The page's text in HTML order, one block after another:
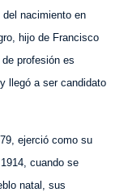
nacimiento en
hijo de Francisco
profesión es
llegó a ser candidato
ejerció como su
cuando se
natal, sus